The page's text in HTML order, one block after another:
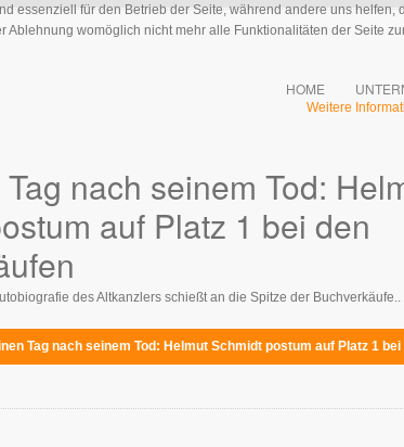
HOME
nach seinem Tod:
auf Platz 1 bei den
des Altkanzlers schießt an die Spitze der Buchverkäufe..
Tag nach seinem Tod: Helmut Schmidt postum auf Platz 1
essenziell für den Betrieb der Seite, während andere uns
womöglich nicht mehr alle Funktionalitäten der Seite
Weitere